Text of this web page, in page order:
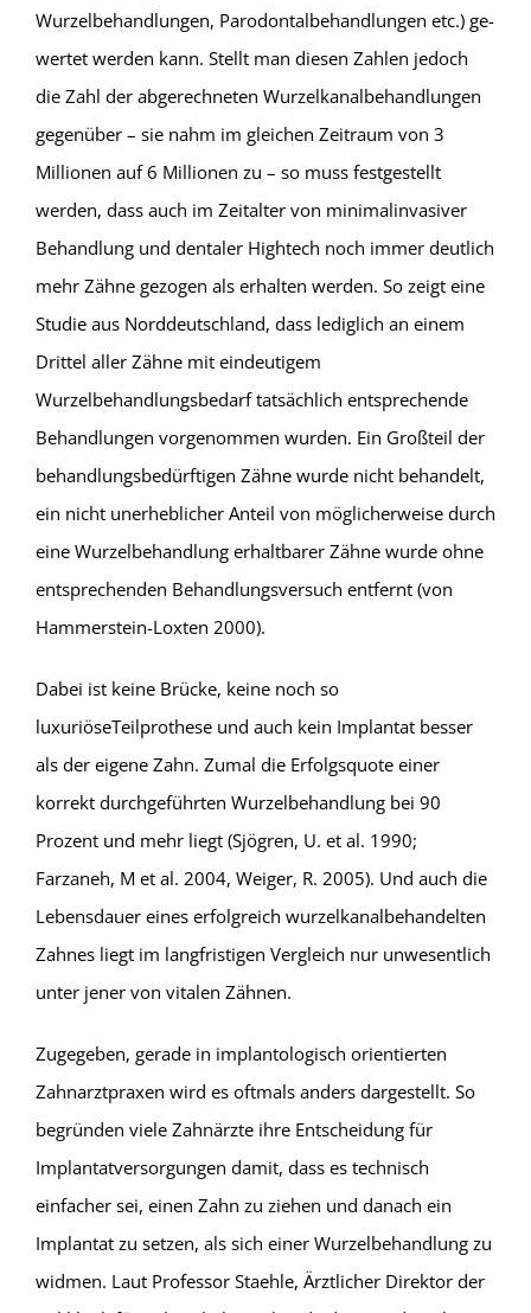
Wurzel­behandlungen, Parodontalbehandlungen etc.) ge­
wertet werden kann. Stellt man diesen Zahlen jedoch
die Zahl der abgerechneten Wurzelkanal­behandlungen
gegenüber – sie nahm im gleichen Zeitraum von 3
Millionen auf 6 Millionen zu – so muss festgestellt
werden, dass auch im Zeitalter von minimalinvasiver
Behandlung und dentaler Hightech noch immer deutlich
mehr Zähne gezogen als er­halten werden. So zeigt eine
Studie aus Nord­deutschland, dass lediglich an einem
Drittel aller Zähne mit eindeutigem
Wurzelbehandlungsbedarf tatsächlich entsprechende
Behandlungen vor­genommen wurden. Ein Großteil der
behandlungs­bedürftigen Zähne wurde nicht behandelt,
ein nicht unerheblicher Anteil von möglicherweise durch
eine Wurzelbehandlung erhaltbarer Zähne wurde ohne
entsprechenden Behandlungsversuch entfernt (von
Hammerstein-Loxten 2000).
Dabei ist keine Brücke, keine noch so
luxuriöseTeilprothese und auch kein Implantat besser
als der eigene Zahn. Zumal die Erfolgsquote einer
korrekt durchgeführten Wurzelbehandlung bei 90
Prozent und mehr liegt (Sjögren, U. et al. 1990;
Farzaneh, M et al. 2004, Weiger, R. 2005). Und auch die
Lebensdauer eines erfolgreich wurzel­kanalbehandelten
Zahnes liegt im langfristigen Vergleich nur unwesentlich
unter jener von vitalen Zähnen.
Zugegeben, gerade in implantologisch orientierten
Zahnarztpraxen wird es oftmals anders dargestellt. So
begründen viele Zahnärzte ihre Entscheidung für
Implantatversorgungen damit, dass es technisch
einfacher sei, einen Zahn zu ziehen und danach ein
Implantat zu setzen, als sich einer Wurzel­behandlung zu
widmen. Laut Professor Staehle, Ärztlicher Direktor der